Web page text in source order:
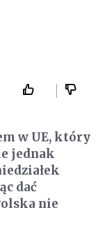
w UE, który
jednak
dać
nie